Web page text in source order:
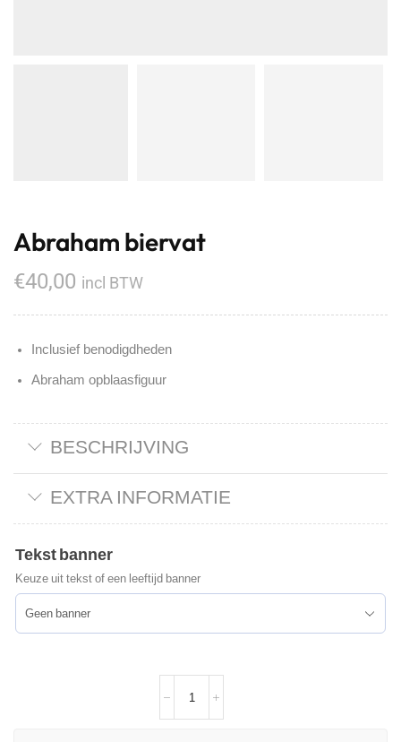
Abraham biervat
€40,00 incl BTW
Inclusief benodigdheden
Abraham opblaasfiguur
BESCHRIJVING
EXTRA INFORMATIE
Tekst banner
Keuze uit tekst of een leeftijd banner